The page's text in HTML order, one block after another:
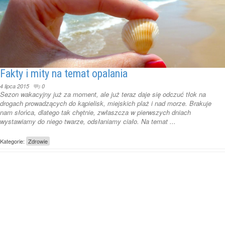
Fakty i mity na temat opalania
4 lipca 2015 0
Sezon wakacyjny już za moment, ale już teraz daje się odczuć tłok na
drogach prowadzących do kąpielisk, miejskich plaż i nad morze. Brakuje
nam słońca, dlatego tak chętnie, zwłaszcza w pierwszych dniach
wystawiamy do niego twarze, odsłaniamy ciało. Na temat ...
Kategorie: Zdrowie